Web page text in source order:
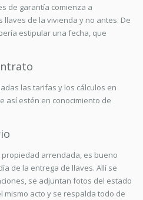
de garantía comienza a
de la vivienda y no antes. De
estipular una fecha, que
las tarifas y los cálculos en
así estén en conocimiento de
arrendada, es bueno
de la entrega de llaves. Allí se
se adjuntan fotos del estado
acto y se respalda todo de